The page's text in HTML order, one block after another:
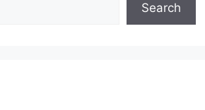
Search